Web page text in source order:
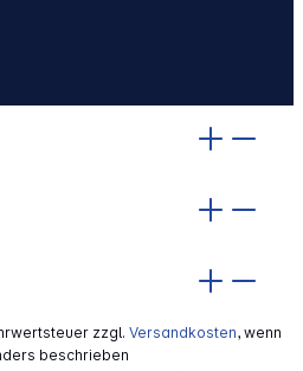
zzgl. Versandkosten, wenn
beschrieben